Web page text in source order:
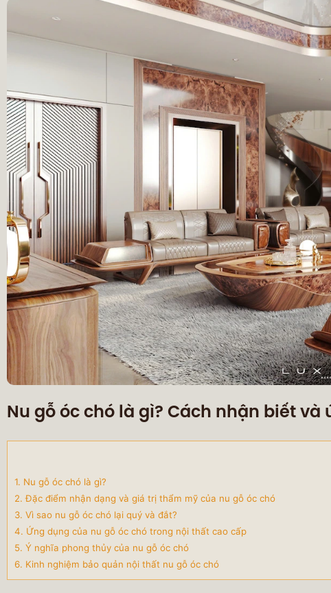
Nu gỗ óc chó là gì? Cách nhận biết
1. Nu gỗ óc chó là gì?
2. Đặc điểm nhận dạng và giá trị thẩm mỹ của nu gỗ óc chó
3. Vì sao nu gỗ óc chó lại quý và đắt?
4. Ứng dụng của nu gỗ óc chó trong nội thất cao cấp
5. Ý nghĩa phong thủy của nu gỗ óc chó
6. Kinh nghiệm bảo quản nội thất nu gỗ óc chó